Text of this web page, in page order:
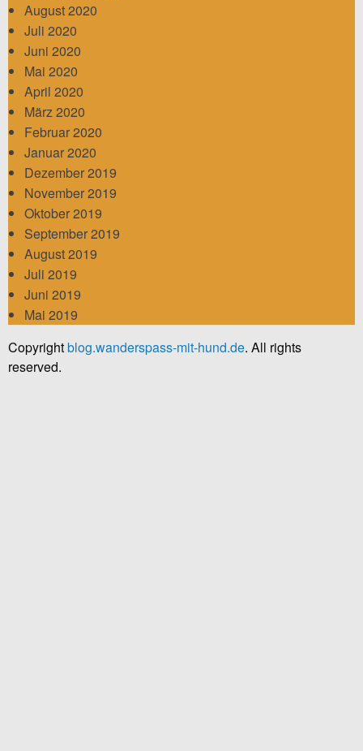
August 2020
Juli 2020
Juni 2020
Mai 2020
April 2020
März 2020
Februar 2020
Januar 2020
Dezember 2019
November 2019
Oktober 2019
September 2019
August 2019
Juli 2019
Juni 2019
Mai 2019
Copyrightblog.wanderspass-mit-hund.de. All rights
reserved.